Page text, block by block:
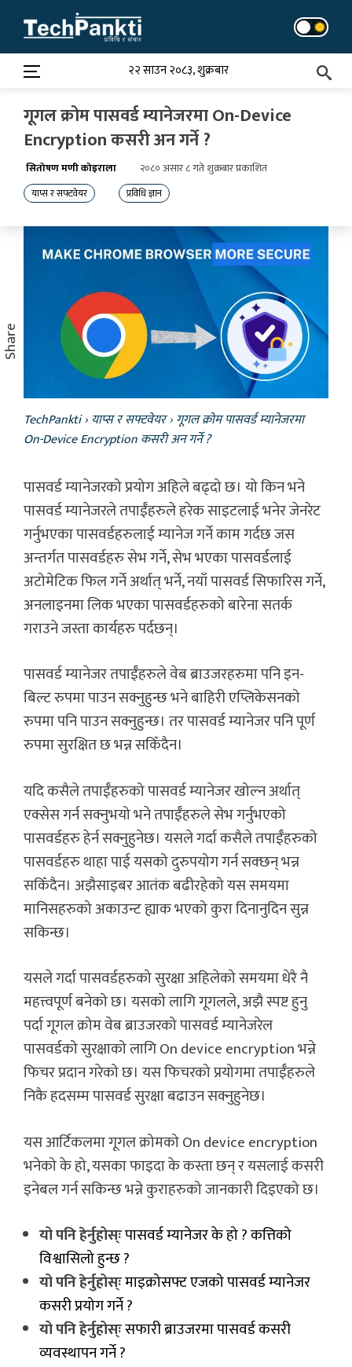
content
२२ साउन २०८३, शुक्रबार
गूगल क्रोम पासवर्ड म्यानेजरमा On-Device
Encryption कसरी अन गर्ने ?
सितोषण मणी कोइराला २०८० असार ८ गते शुक्रबार प्रकाशित
याप्स र सफ्टवेयर प्रविधि ज्ञान
TechPankti› याप्स र सफ्टवेयर›गूगल क्रोम पासवर्ड म्यानेजरमा
On-Device Encryption कसरी अन गर्ने ?
पासवर्ड म्यानेजरको प्रयोग अहिले बढ्दो छ। यो किन भने
पासवर्ड म्यानेजरले तपाईँहरुले हरेक साइटलाई भनेर जेनरेट
गर्नुभएका पासवर्डहरुलाई म्यानेज गर्ने काम गर्दछ जस
अन्तर्गत पासवर्डहरु सेभ गर्ने, सेभ भएका पासवर्डलाई
अटोमेटिक फिल गर्ने अर्थात् भर्ने, नयाँ पासवर्ड सिफारिस गर्ने,
अनलाइनमा लिक भएका पासवर्डहरुको बारेना सतर्क
गराउने जस्ता कार्यहरु पर्दछन्।
पासवर्ड म्यानेजर तपाईँहरुले वेब ब्राउजरहरुमा पनि इन-
बिल्ट रुपमा पाउन सक्नुहुन्छ भने बाहिरी एप्लिकेसनको
रुपमा पनि पाउन सक्नुहुन्छ। तर पासवर्ड म्यानेजर पनि पूर्ण
रुपमा सुरक्षित छ भन्न सकिँदैन।
यदि कसैले तपाईँहरुको पासवर्ड म्यानेजर खोल्न अर्थात्
एक्सेस गर्न सक्नुभयो भने तपाईँहरुले सेभ गर्नुभएको
पासवर्डहरु हेर्न सक्नुहुनेछ। यसले गर्दा कसैले तपाईँहरुको
पासवर्डहरु थाहा पाई यसको दुरुपयोग गर्न सक्छन् भन्न
सकिँदैन। अझैसाइबर आतंक बढीरहेको यस समयमा
मानिसहरुको अकाउन्ट ह्याक भएको कुरा दिनानुदिन सुन्न
सकिन्छ।
यसले गर्दा पासवर्डहरुको सुरक्षा अहिलेको समयमा धेरै नै
महत्त्वपूर्ण बनेको छ। यसको लागि गूगलले, अझै स्पष्ट हुनु
पर्दा गूगल क्रोम वेब ब्राउजरको पासवर्ड म्यानेजरेल
पासवर्डको सुरक्षाको लागि On device encryption भन्ने
फिचर प्रदान गरेको छ। यस फिचरको प्रयोगमा तपाईँहरुले
निकै हदसम्म पासवर्ड सुरक्षा बढाउन सक्नुहुनेछ।
यस आर्टिकलमा गूगल क्रोमको On device encryption
भनेको के हो, यसका फाइदा के कस्ता छन् र यसलाई कसरी
इनेबल गर्न सकिन्छ भन्ने कुराहरुको जानकारी दिइएको छ।
यो पनि हेर्नुहोस्ःपासवर्ड म्यानेजर के हो ? कत्तिको
विश्वासिलो हुन्छ ?
यो पनि हेर्नुहोस्ःमाइक्रोसफ्ट एजको पासवर्ड म्यानेजर
कसरी प्रयोग गर्ने ?
यो पनि हेर्नुहोस्ःसफारी ब्राउजरमा पासवर्ड कसरी
व्यवस्थापन गर्ने ?